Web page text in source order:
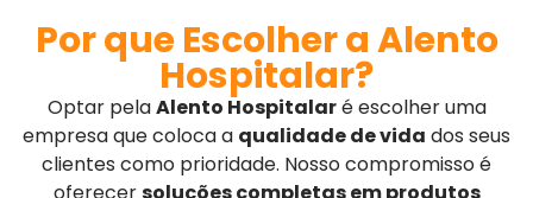
Por que Escolher a Alento
Hospitalar?
Optar pelaAlento Hospitalaré escolher uma
empresa que coloca a qualidade de vida dos seus
clientes como prioridade. Nosso compromisso é
oferecersoluções completas em produtos